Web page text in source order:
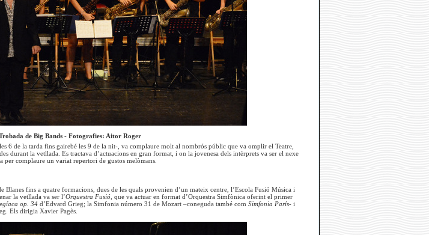
de Big Bands - Fotografies: Aitor Roger
6 de la tarda fins gairebé les 9 de la nit-, va complaure molt al nombrós públic que va omplir el Teatre,
durant la vetllada. Es tractava d’actuacions en gran format, i on la jovenesa dels intèrprets va ser el nexe
per complaure un variat repertori de gustos melòmans.
Blanes fins a quatre formacions, dues de les quals provenien d’un mateix centre, l’Escola Fusió Música i
la vetllada va ser l’Orquestra Fusió, que va actuar en format d’Orquestra Simfònica oferint el primer
op. 34 d’Edvard Grieg; la Simfonia número 31 de Mozart –coneguda també com Simfonia París- i
Els dirigia Xavier Pagès.